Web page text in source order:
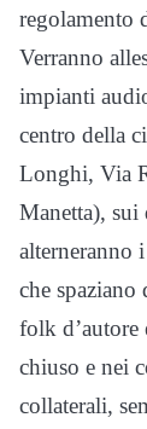
regolamento
Verranno
impianti
centro della
Longhi, Via
Manetta), sui
alterneranno
che
folk d’autore
chiuso e nei
collaterali,